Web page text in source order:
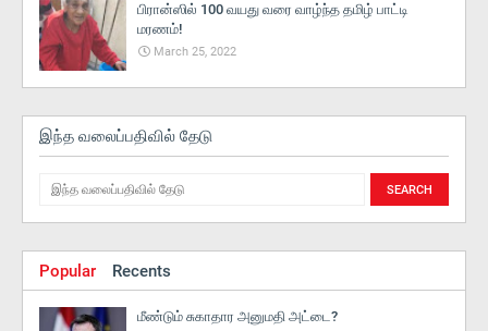
பிரான்ஸில் 100 வயது வரை வாழ்ந்த தமிழ் பாட்டி
மரணம்!
March 25, 2022
இந்த வலைப்பதிவில் தேடு
Popular Recents
மீண்டும் சுகாதார அனுமதி அட்டை?